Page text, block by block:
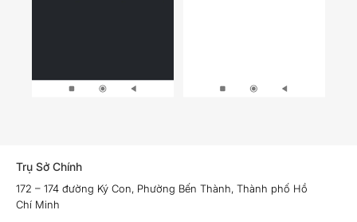
Trụ Sở Chính
172 – 174 đường Ký Con, Phường Bến Thành, Thành phố Hồ
Chí Minh